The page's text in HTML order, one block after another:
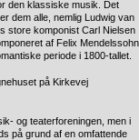
den klassiske musik. Det
dem alle, nemlig Ludwig van
store komponist Carl Nielsen
af Felix
periode i 1800-tallet.
på Kirkevej
og teaterforeningen, men i
på grund af en omfattende